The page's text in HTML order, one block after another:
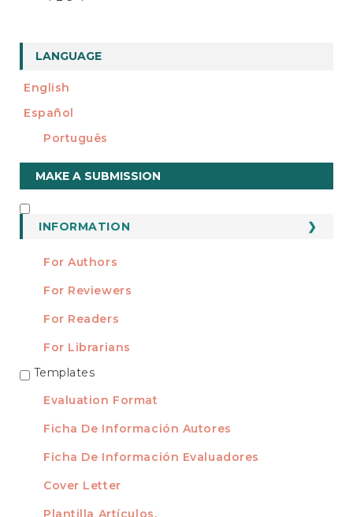
LANGUAGE
English
Español
Português
Make
a
Submission
MAKE A SUBMISSION
INFORMATION
For Authors
For Reviewers
For Readers
For Librarians
TEMPLATES
Templates
Evaluation Format
Ficha De Información Autores
Ficha De Información Evaluadores
Cover Letter
Plantilla Artículos.